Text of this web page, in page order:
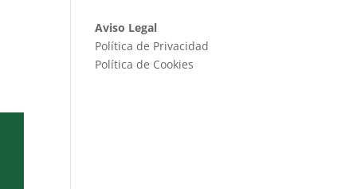
Aviso Legal
Política de Privacidad
Política de Cookies